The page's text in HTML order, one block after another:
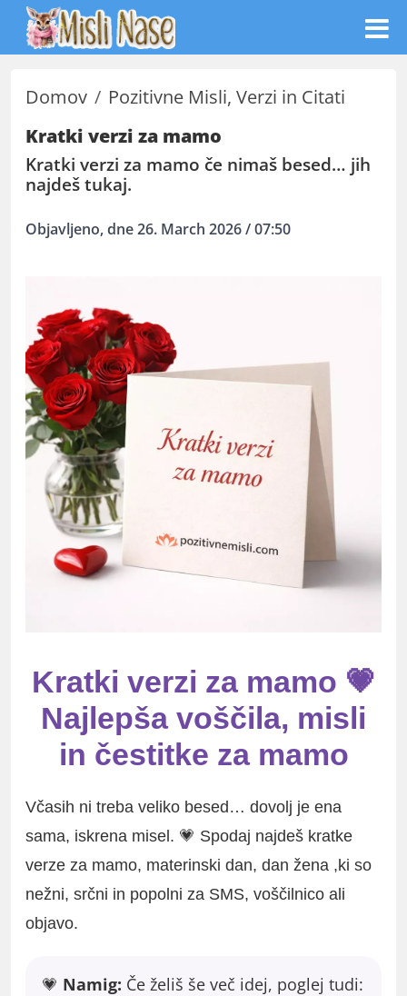
Domov
Pozitivne Misli, Verzi in Citati
Kratki verzi za mamo
Kratki verzi za mamo če nimaš besed… jih
najdeš tukaj.
Objavljeno, dne 26. March 2026 / 07:50
Kratki verzi za mamo 💗
Najlepša voščila, misli
in čestitke za mamo
Včasih ni treba veliko besed… dovolj je ena
sama, iskrena misel. 💗 Spodaj najdeš kratke
verze za mamo, materinski dan, dan žena ,ki so
nežni, srčni in popolni za SMS, voščilnico ali
objavo.
💗 Namig: Če želiš še več idej, poglej tudi: